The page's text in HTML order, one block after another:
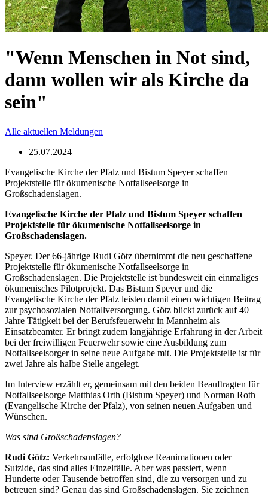
"Wenn Menschen in Not sind,
dann wollen wir als Kirche da
sein"
Alle aktuellen Meldungen
25.07.2024
Evangelische Kirche der Pfalz und Bistum Speyer schaffen
Projektstelle für ökumenische Notfallseelsorge in
Großschadenslagen.
Evangelische Kirche der Pfalz und Bistum Speyer schaffen
Projektstelle für ökumenische Notfallseelsorge in
Großschadenslagen.
Speyer. Der 66-jährige Rudi Götz übernimmt die neu geschaffene
Projektstelle für ökumenische Notfallseelsorge in
Großschadenslagen. Die Projektstelle ist bundesweit ein einmaliges
ökumenisches Pilotprojekt. Das Bistum Speyer und die
Evangelische Kirche der Pfalz leisten damit einen wichtigen Beitrag
zur psychosozialen Notfallversorgung. Götz blickt zurück auf 40
Jahre Tätigkeit bei der Berufsfeuerwehr in Mannheim als
Einsatzbeamter. Er bringt zudem langjährige Erfahrung in der Arbeit
bei der freiwilligen Feuerwehr sowie eine Ausbildung zum
Notfallseelsorger in seine neue Aufgabe mit. Die Projektstelle ist für
zwei Jahre als halbe Stelle angelegt.
Im Interview erzählt er, gemeinsam mit den beiden Beauftragten für
Notfallseelsorge Matthias Orth (Bistum Speyer) und Norman Roth
(Evangelische Kirche der Pfalz), von seinen neuen Aufgaben und
Wünschen.
Was sind Großschadenslagen?
Rudi Götz: Verkehrsunfälle, erfolglose Reanimationen oder
Suizide, das sind alles Einzelfälle. Aber was passiert, wenn
Hunderte oder Tausende betroffen sind, die zu versorgen und zu
betreuen sind? Genau das sind Großschadenslagen. Sie zeichnen